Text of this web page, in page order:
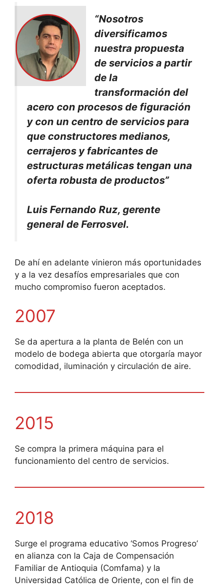
“Nosotros
diversificamos
nuestra propuesta
de servicios a partir
de la
transformación del
acero con procesos de figuración
y con un centro de servicios para
que constructores medianos,
cerrajeros y fabricantes de
estructuras metálicas tengan una
oferta robusta de productos”
Luis Fernando Ruz, gerente
general de Ferrosvel.
De ahí en adelante vinieron más oportunidades
y a la vez desafíos empresariales que con
mucho compromiso fueron aceptados.
2007
Se da apertura a la planta de Belén con un
modelo de bodega abierta que otorgaría mayor
comodidad, iluminación y circulación de aire.
2015
Se compra la primera máquina para el
funcionamiento del centro de servicios.
2018
Surge el programa educativo ‘Somos Progreso’
en alianza con la Caja de Compensación
Familiar de Antioquia (Comfama) y la
Universidad Católica de Oriente, con el fin de